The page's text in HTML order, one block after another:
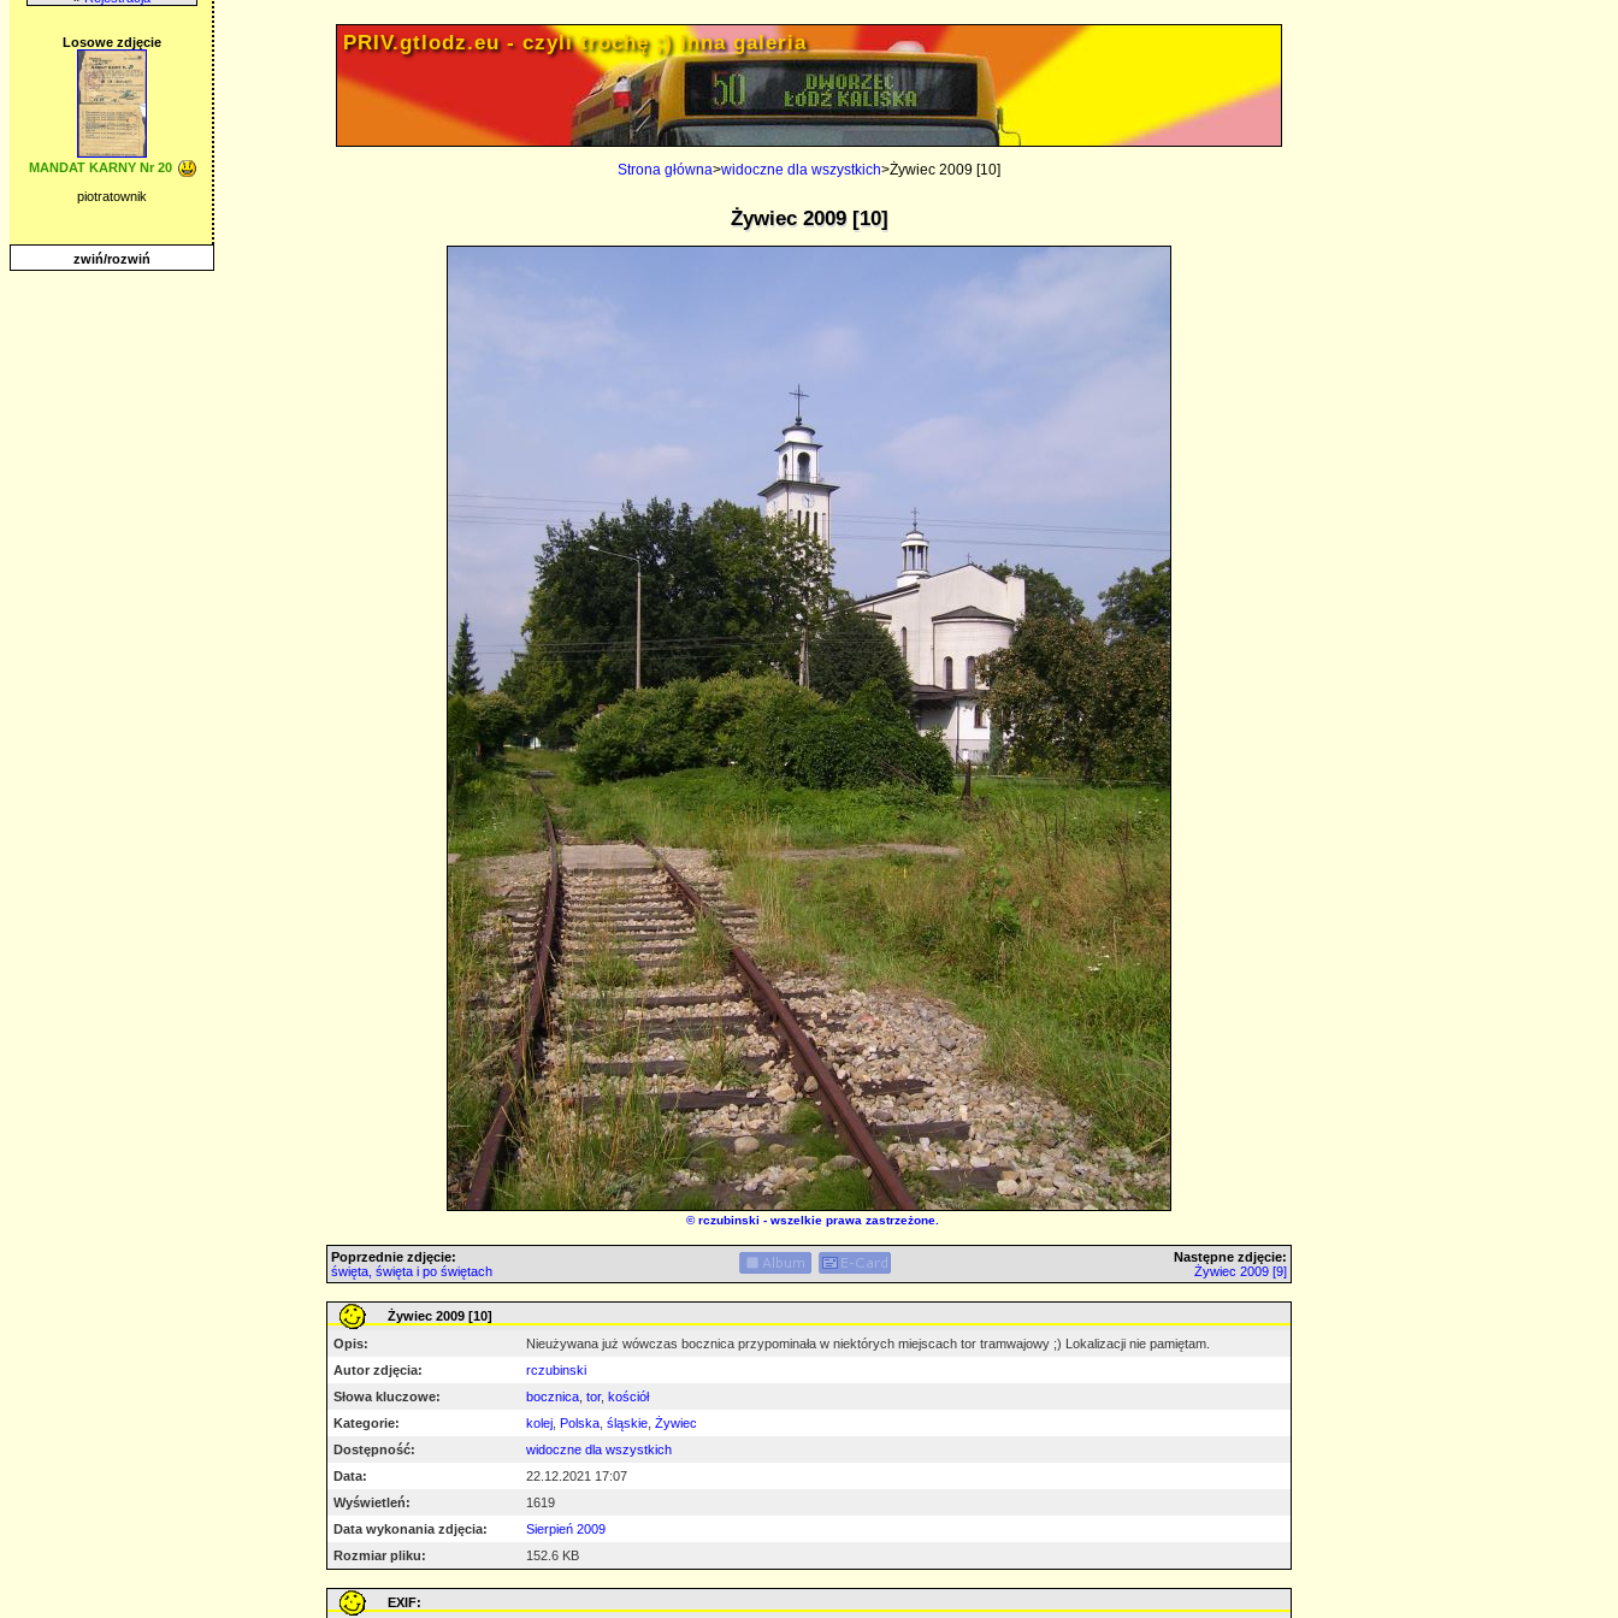
Losowe zdjęcie
MANDAT KARNY Nr 20
piotratownik
zwiń/rozwiń
PRIV.gtlodz.eu - czyli trochę ;) inna galeria
Strona główna>widoczne dla wszystkich>Żywiec 2009 [10]
Żywiec 2009 [10]
©rczubinski - wszelkie prawa zastrzeżone.
Poprzednie zdjęcie:
święta, święta i po świętach
Następne zdjęcie:
Żywiec 2009 [9]
Żywiec 2009 [10]
Opis:
Nieużywana już wówczas bocznica przypominała w niektórych miejscach tor tramwajowy ;) Lokalizacji nie pamiętam.
Autor zdjęcia:
rczubinski
Słowa kluczowe:
bocznica tor, kościół
Kategorie:
kolej Polska śląskie Żywiec
Dostępność:
widoczne dla wszystkich
Data:
22.12.2021 17:07
Wyświetleń:
1619
Data wykonania zdjęcia:
Sierpień 2009
Rozmiar pliku:
152.6 KB
EXIF: